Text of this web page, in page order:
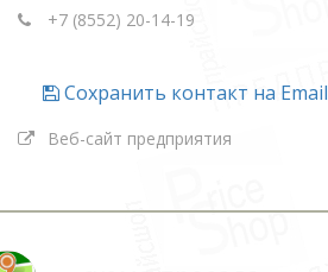
+7 (8552) 20-14-19
Сохранить контакт на Email
Веб-сайт предприятия